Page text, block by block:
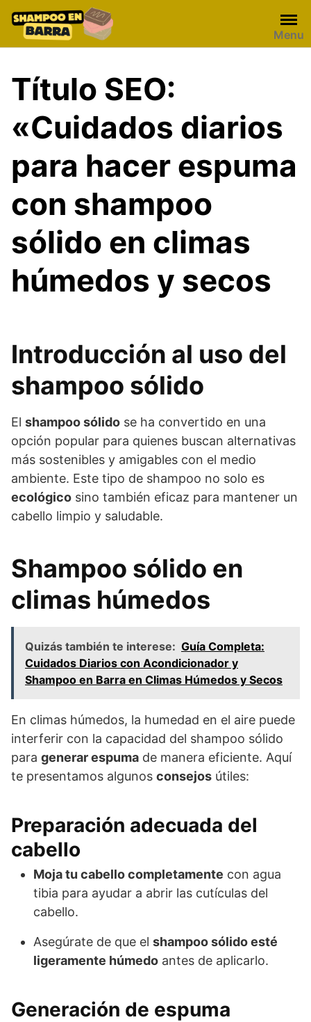
content
Menu
Título SEO:
«Cuidados diarios
para hacer espuma
con shampoo
sólido en climas
húmedos y secos
Introducción al uso del
shampoo sólido
El shampoo sólido se ha convertido en una
opción popular para quienes buscan alternativas
más sostenibles y amigables con el medio
ambiente. Este tipo de shampoo no solo es
ecológico sino también eficaz para mantener un
cabello limpio y saludable.
Shampoo sólido en
climas húmedos
Quizás también te interese: Guía Completa:
Cuidados Diarios con Acondicionador y
Shampoo en Barra en Climas Húmedos y Secos
En climas húmedos, la humedad en el aire puede
interferir con la capacidad del shampoo sólido
para generar espuma de manera eficiente. Aquí
te presentamos algunos consejos útiles:
Preparación adecuada del
cabello
Moja tu cabello completamente con agua
tibia para ayudar a abrir las cutículas del
cabello.
Asegúrate de que el shampoo sólido esté
ligeramente húmedo antes de aplicarlo.
Generación de espuma